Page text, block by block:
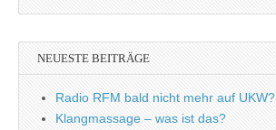
NEUESTE BEITRÄGE
Radio RFM bald nicht mehr auf UKW?
Klangmassage – was ist das?